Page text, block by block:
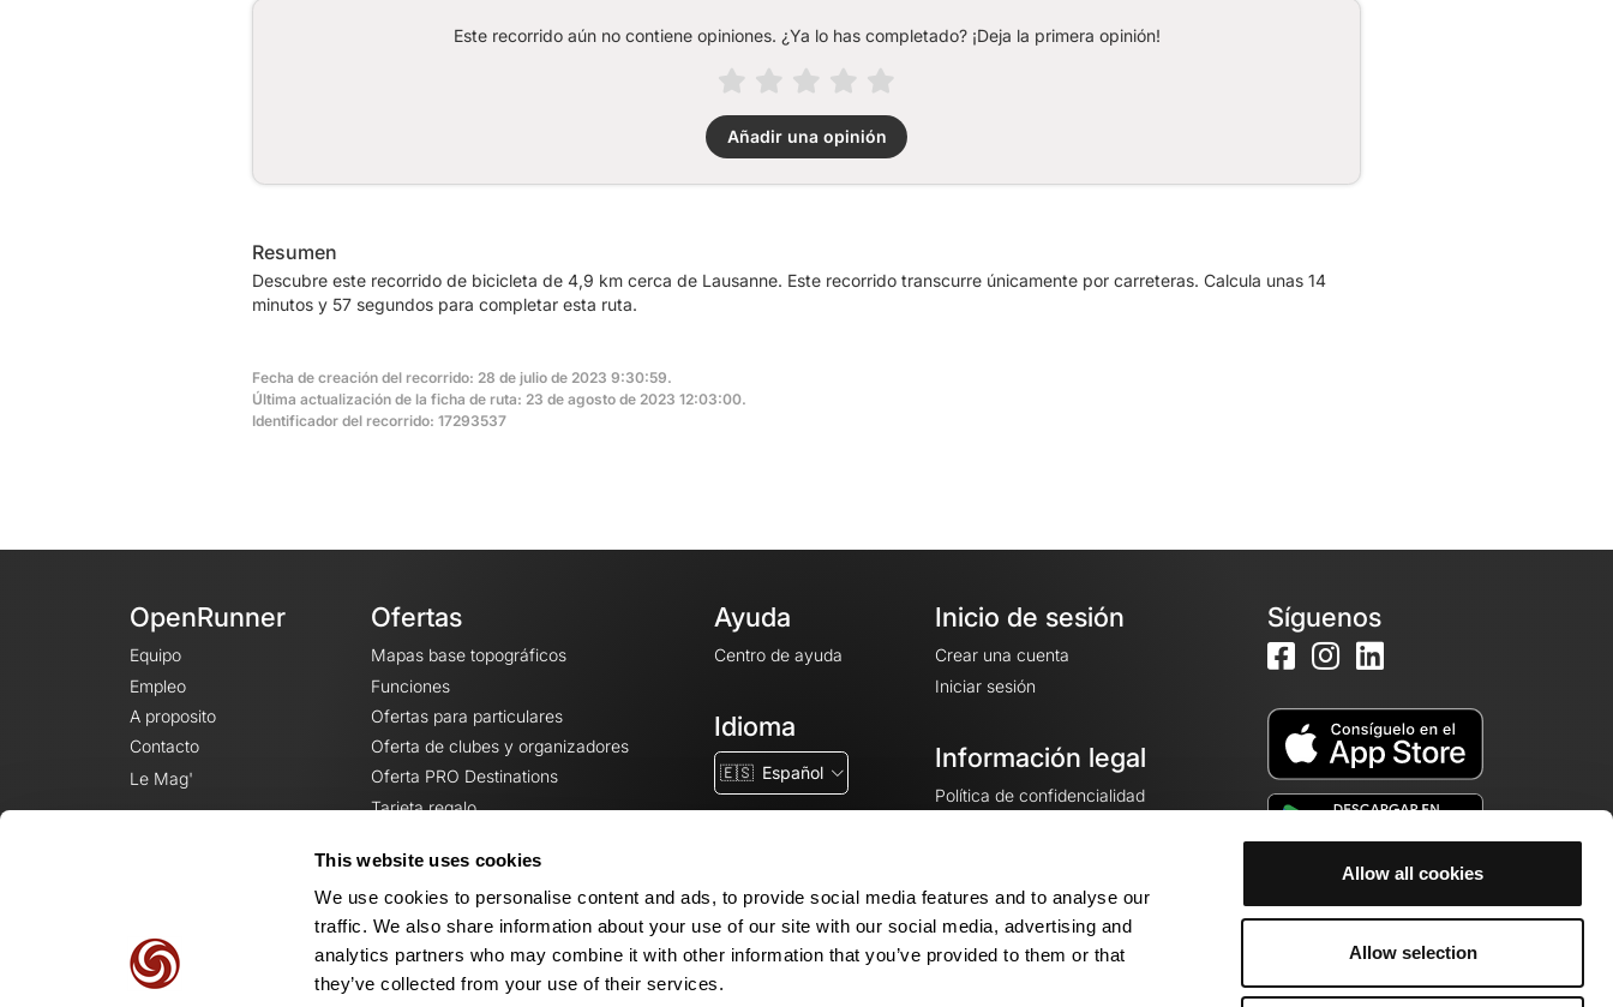
This website uses cookies
We use cookies to personalise content and ads, to provide social media features and to analyse our
traffic. We also share information about your use of our site with our social media, advertising and
analytics partners who may combine it with other information that you’ve provided to them or that
they’ve collected from your use of their services.
Allow all cookies
Allow selection
Este recorrido aún no contiene opiniones. ¿Ya lo has completado? ¡Deja la primera opinión!
Añadir una opinión
Resumen
Descubre este recorrido de bicicleta de 4,9 km cerca de Lausanne. Este recorrido transcurre únicamente por carreteras. Calcula unas 14
minutos y 57 segundos para completar esta ruta.
Fecha de creación del recorrido: 28 de julio de 2023 9:30:59.
Última actualización de la ficha de ruta: 23 de agosto de 2023 12:03:00.
Identificador del recorrido: 17293537
OpenRunner
Equipo
Empleo
A proposito
Contacto
Le Mag'
Ofertas
Mapas base topográficos
Funciones
Ofertas para particulares
Oferta de clubes y organizadores
Oferta PRO Destinations
Tarjeta regalo
Ayuda
Centro de ayuda
Idioma
🇪🇸 Español
Inicio de sesión
Crear una cuenta
Iniciar sesión
Información legal
Política de confidencialidad
Avisos legales
Configuración de cookies
Síguenos